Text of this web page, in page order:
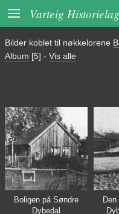
 Varteig
Bilder koblet til nøkkelorene
Album [5] - Vis alle
Boligen på Søndre
Dybedal